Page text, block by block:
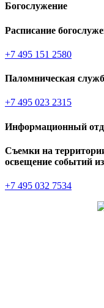
Богослужение
Расписание
+7 495 151 2580
Паломническая
+7 495 023 2315
Информационный
Съемки на
освещение событий
+7 495 032 7534